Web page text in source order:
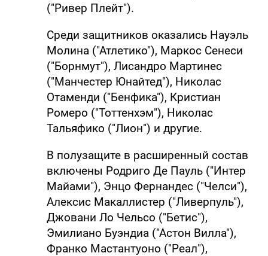
("Ривер Плейт").
Среди защитников оказались Науэль
Молина ("Атлетико"), Маркос Сенеси
("Борнмут"), Лисандро Мартинес
("Манчестер Юнайтед"), Николас
Отаменди ("Бенфика"), Кристиан
Ромеро ("Тоттенхэм"), Николас
Тальяфико ("Лион") и другие.
В полузащите в расширенный состав
включены Родриго Де Пауль ("Интер
Майами"), Энцо Фернандес ("Челси"),
Алексис Макаллистер ("Ливерпуль"),
Джовани Ло Чельсо ("Бетис"),
Эмилиано Буэндиа ("Астон Вилла"),
Франко Мастантуоно ("Реал"),